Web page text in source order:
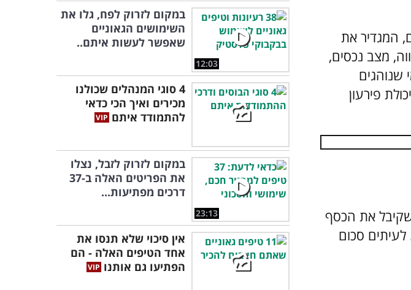
המגדיר את
מצב נכסים,
שנוהגים
פירעון
את הכסף
סכום
12:03
במקום לזרוק לפח, גלו את
השימושים הגאוניים
שאפשר לעשות איתם..
4 סוגי המנהלים שכולנו
מכירים ואיך הכי כדאי
להתמודד איתם
23:13
במקום לזרוק לזבל, נצלו
את הפריטים האלה ב-37
דרכים מפתיעות...
אין סיכוי שלא תנסו את
אחד הטיפים האלה - הם
הפתיעו גם אותנו